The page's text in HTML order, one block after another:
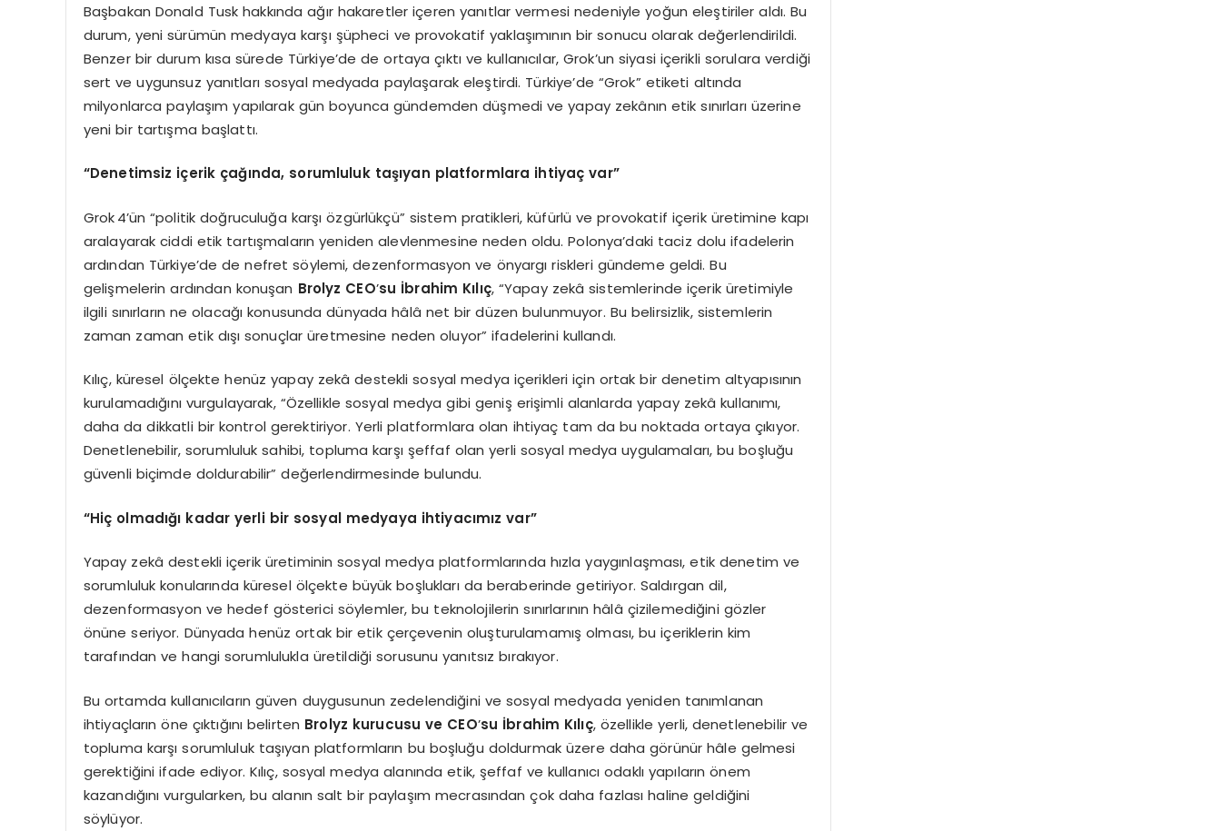
Başbakan Donald Tusk hakkında ağır hakaretler içeren yanıtlar vermesi nedeniyle yoğun eleştiriler aldı. Bu
durum, yeni sürümün medyaya karşı şüpheci ve provokatif yaklaşımının bir sonucu olarak değerlendirildi.
Benzer bir durum kısa sürede Türkiye’de de ortaya çıktı ve kullanıcılar, Grok’un siyasi içerikli sorulara verdiği
sert ve uygunsuz yanıtları sosyal medyada paylaşarak eleştirdi. Türkiye’de “Grok” etiketi altında
milyonlarca paylaşım yapılarak gün boyunca gündemden düşmedi ve yapay zekânın etik sınırları üzerine
yeni bir tartışma başlattı.
“Denetimsiz içerik çağında, sorumluluk taşıyan platformlara ihtiyaç var”
Grok 4’ün “politik doğruculuğa karşı özgürlükçü” sistem pratikleri, küfürlü ve provokatif içerik üretimine kapı
aralayarak ciddi etik tartışmaların yeniden alevlenmesine neden oldu. Polonya’daki taciz dolu ifadelerin
ardından Türkiye’de de nefret söylemi, dezenformasyon ve önyargı riskleri gündeme geldi. Bu
gelişmelerin ardından konuşan Brolyz CEO’su İbrahim Kılıç, “Yapay zekâ sistemlerinde içerik üretimiyle
ilgili sınırların ne olacağı konusunda dünyada hâlâ net bir düzen bulunmuyor. Bu belirsizlik, sistemlerin
zaman zaman etik dışı sonuçlar üretmesine neden oluyor” ifadelerini kullandı.
Kılıç, küresel ölçekte henüz yapay zekâ destekli sosyal medya içerikleri için ortak bir denetim altyapısının
kurulamadığını vurgulayarak, “Özellikle sosyal medya gibi geniş erişimli alanlarda yapay zekâ kullanımı,
daha da dikkatli bir kontrol gerektiriyor. Yerli platformlara olan ihtiyaç tam da bu noktada ortaya çıkıyor.
Denetlenebilir, sorumluluk sahibi, topluma karşı şeffaf olan yerli sosyal medya uygulamaları, bu boşluğu
güvenli biçimde doldurabilir” değerlendirmesinde bulundu.
“Hiç olmadığı kadar yerli bir sosyal medyaya ihtiyacımız var”
Yapay zekâ destekli içerik üretiminin sosyal medya platformlarında hızla yaygınlaşması, etik denetim ve
sorumluluk konularında küresel ölçekte büyük boşlukları da beraberinde getiriyor. Saldırgan dil,
dezenformasyon ve hedef gösterici söylemler, bu teknolojilerin sınırlarının hâlâ çizilemediğini gözler
önüne seriyor. Dünyada henüz ortak bir etik çerçevenin oluşturulamamış olması, bu içeriklerin kim
tarafından ve hangi sorumlulukla üretildiği sorusunu yanıtsız bırakıyor.
Bu ortamda kullanıcıların güven duygusunun zedelendiğini ve sosyal medyada yeniden tanımlanan
ihtiyaçların öne çıktığını belirten Brolyz kurucusu ve CEO’su İbrahim Kılıç, özellikle yerli, denetlenebilir ve
topluma karşı sorumluluk taşıyan platformların bu boşluğu doldurmak üzere daha görünür hâle gelmesi
gerektiğini ifade ediyor. Kılıç, sosyal medya alanında etik, şeffaf ve kullanıcı odaklı yapıların önem
kazandığını vurgularken, bu alanın salt bir paylaşım mecrasından çok daha fazlası haline geldiğini
söylüyor.